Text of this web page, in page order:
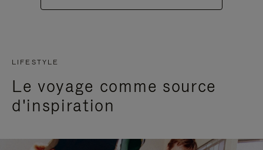
LIFESTYLE
Le voyage comme source
d'inspiration